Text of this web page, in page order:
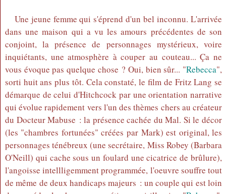
Une jeune femme qui s'éprend d'un bel inconnu. L'arrivée
dans une maison qui a vu les amours précédentes de son
conjoint, la présence de personnages mystérieux, voire
inquiétants, une atmosphère à couper au couteau... Ça ne
vous évoque pas quelque chose ? Oui, bien sûr... "Rebecca",
sorti huit ans plus tôt. Cela constaté, le film de Fritz Lang se
démarque de celui d'Hitchcock par une orientation narrative
qui évolue rapidement vers l'un des thèmes chers au créateur
du Docteur Mabuse : la présence cachée du Mal. Si le décor
(les "chambres fortunées" créées par Mark) est original, les
personnages ténébreux (une secrétaire, Miss Robey (Barbara
O'Neill) qui cache sous un foulard une cicatrice de brûlure),
l'angoisse intellligemment programmée, l'oeuvre souffre tout
de même de deux handicaps majeurs : un couple qui est loin